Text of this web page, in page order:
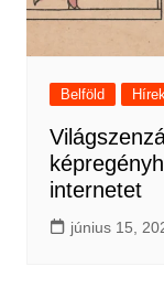
Belföld
internetet
június 15,